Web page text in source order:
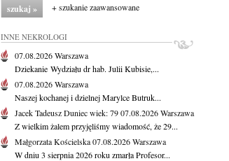
+ szukanie zaawansowane
INNE NEKROLOGI
07.08.2026Warszawa
Dziekanie Wydziału dr hab. Julii Kubisie,...
07.08.2026Warszawa
Naszej kochanej i dzielnej Marylce Butruk...
Jacek Tadeusz Duniecwiek: 7907.08.2026Warszawa
Z wielkim żalem przyjęliśmy wiadomość, że 29...
Małgorzata Kościelska07.08.2026Warszawa
W dniu 3 sierpnia 2026 roku zmarła Profesor...